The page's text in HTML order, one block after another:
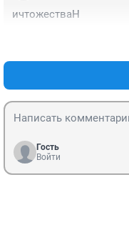
ичтожестваН
Гость
Войти